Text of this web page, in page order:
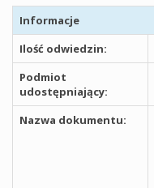
Informacje
Ilość odwiedzin:
Podmiot
udostępniający:
Nazwa dokumentu: